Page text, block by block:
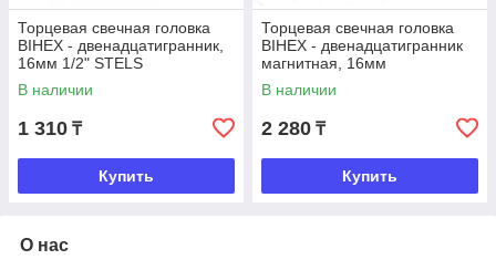
Торцевая свечная головка
BIHEX - двенадцатигранник,
16мм 1/2" STELS
В наличии
1 310 ₸
Купить
Торцевая свечная головка
BIHEX - двенадцатигранник
магнитная, 16мм
1/2".,АвтоДело
В наличии
2 280 ₸
Купить
О нас